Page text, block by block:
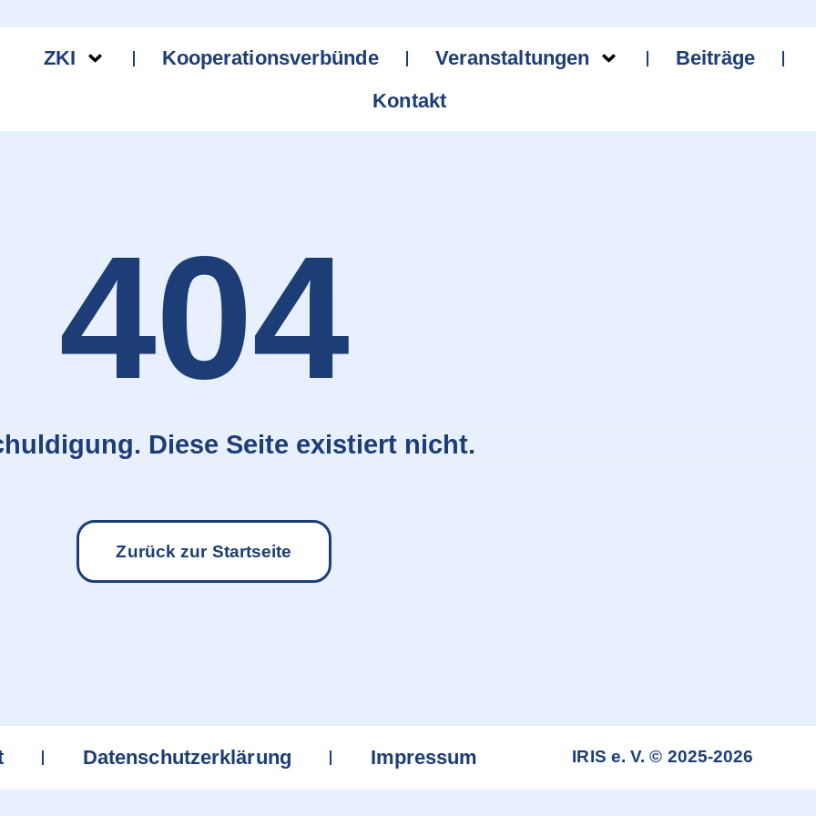
ZKI Kooperationsverbünde Veranstaltungen
Beiträge
Kontakt
404
Diese Seite existiert nicht.
Zurück zur Startseite
Datenschutzerklärung Impressum IRIS e. V. © 2025-2026